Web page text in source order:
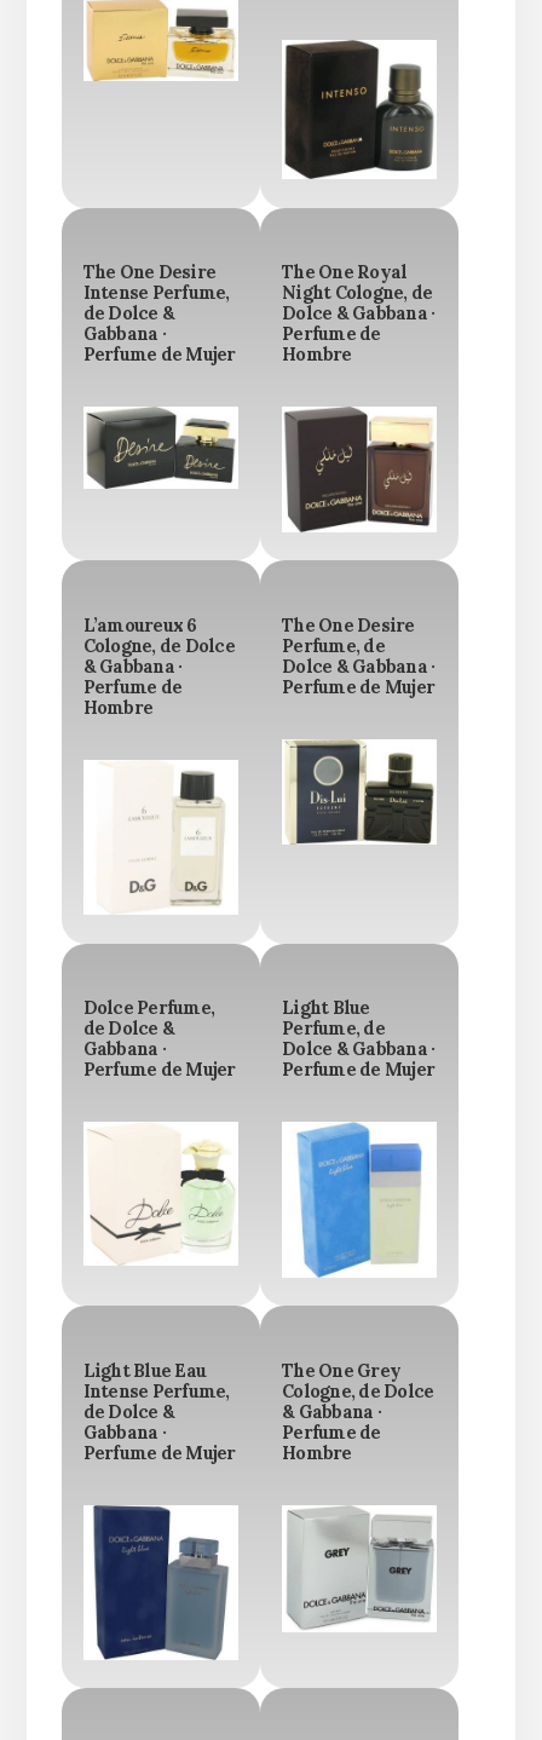
The One Desire
Intense Perfume,
de Dolce &
Gabbana ·
Perfume de Mujer
The One Royal
Night Cologne, de
Dolce & Gabbana ·
Perfume de
Hombre
L’amoureux 6
Cologne, de Dolce
& Gabbana ·
Perfume de
Hombre
The One Desire
Perfume, de
Dolce & Gabbana ·
Perfume de Mujer
Dolce Perfume,
de Dolce &
Gabbana ·
Perfume de Mujer
Light Blue
Perfume, de
Dolce & Gabbana ·
Perfume de Mujer
Light Blue Eau
Intense Perfume,
de Dolce &
Gabbana ·
Perfume de Mujer
The One Grey
Cologne, de Dolce
& Gabbana ·
Perfume de
Hombre